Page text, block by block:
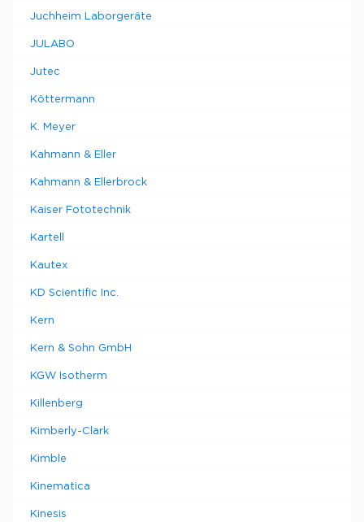
Juchheim Laborgeräte
JULABO
Jutec
Köttermann
K. Meyer
Kahmann & Eller
Kahmann & Ellerbrock
Kaiser Fototechnik
Kartell
Kautex
KD Scientific Inc.
Kern
Kern & Sohn GmbH
KGW Isotherm
Killenberg
Kimberly-Clark
Kimble
Kinematica
Kinesis